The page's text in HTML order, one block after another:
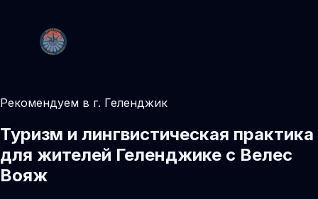
Рекомендуем в г. Геленджик
Туризм и лингвистическая практика
для жителей Геленджике с Велес
Вояж